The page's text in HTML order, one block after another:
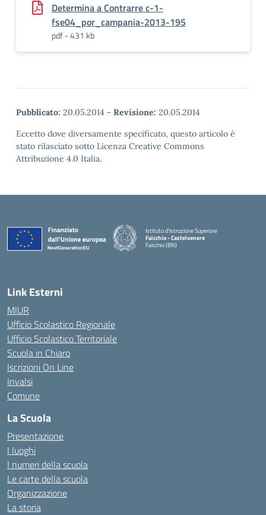
Determina a Contrarre c-1-
fse04_por_campania-2013-195
pdf - 431 kb
Pubblicato: 20.05.2014 - Revisione: 20.05.2014
Eccetto dove diversamente specificato, questo articolo è
stato rilasciato sotto Licenza Creative Commons
Attribuzione 4.0 Italia.
Istituto d'Istruzione Superiore
Faicchio - Castelvenere
Faicchio (BN)
Link Esterni
MIUR
Ufficio Scolastico Regionale
Ufficio Scolastico Territoriale
Scuola in Chiaro
Iscrizioni On Line
Invalsi
Comune
La Scuola
Presentazione
I luoghi
I numeri della scuola
Le carte della scuola
Organizzazione
La storia